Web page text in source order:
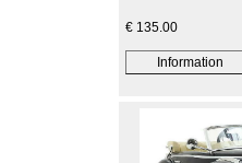
€ 135.00